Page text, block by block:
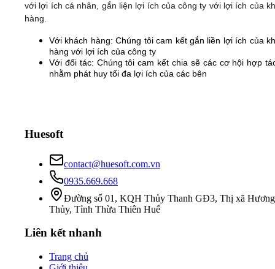
với lợi ích cá nhân, gắn liện lợi ích của công ty với lợi ích của
hàng.
Với khách hàng: Chúng tôi cam kết gắn liền lợi ích của
hàng với lợi ích của công ty
Với đối tác: Chúng tôi cam kết chia sẽ các cơ hội hợp
nhằm phát huy tối đa lợi ích của các bên
Huesoft
contact@huesoft.com.vn
0935.669.668
Đường số 01, KQH Thủy Thanh GĐ3, Thị xã Hương
Thủy, Tỉnh Thừa Thiên Huế
Liên kết nhanh
Trang chủ